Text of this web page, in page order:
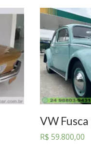
VW
R$ 59.800,00